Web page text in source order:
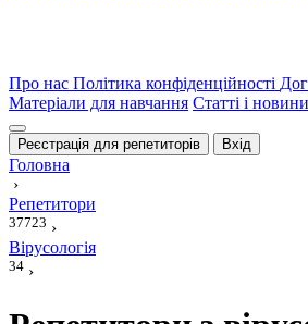
Про нас Політика конфіденційності
Матеріали для навчання Статті і новини
Реєстрація для репетиторів Вхід
Головна
›
Репетитори
37723 ›
Вірусологія
34 ›